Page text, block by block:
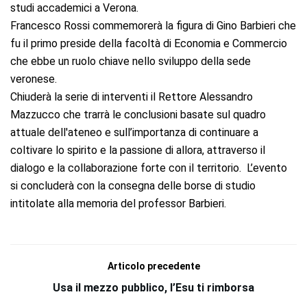
studi accademici a Verona.
Francesco Rossi commemorerà la figura di Gino Barbieri che
fu il primo preside della facoltà di Economia e Commercio
che ebbe un ruolo chiave nello sviluppo della sede
veronese.
Chiuderà la serie di interventi il Rettore Alessandro
Mazzucco che trarrà le conclusioni basate sul quadro
attuale dell'ateneo e sull’importanza di continuare a
coltivare lo spirito e la passione di allora, attraverso il
dialogo e la collaborazione forte con il territorio. L’evento
si concluderà con la consegna delle borse di studio
intitolate alla memoria del professor Barbieri.
Articolo precedente
Usa il mezzo pubblico, l’Esu ti rimborsa